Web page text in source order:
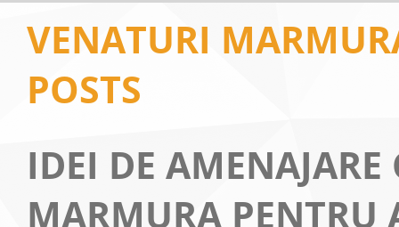
VENATURI
POSTS
IDEI DE AMENAJARE
MARMURA